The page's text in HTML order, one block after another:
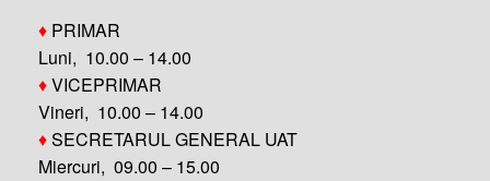
♦ PRIMAR
Luni, 10.00 – 14.00
♦VICEPRIMAR
Vineri, 10.00 – 14.00
♦SECRETARUL GENERAL UAT
Miercuri, 09.00 – 15.00